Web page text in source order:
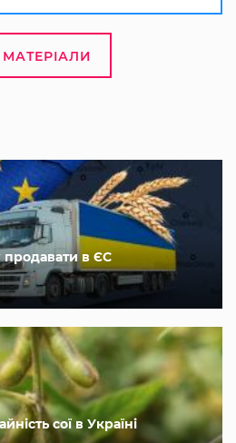
МАТЕРІАЛИ
в ЄС
сої в Україні